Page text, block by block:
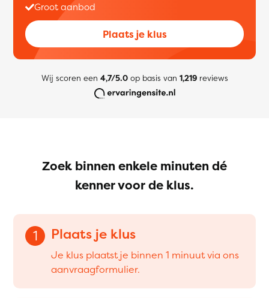
Groot aanbod
Plaats je klus
Wij scoren een 4,7/5.0op basis van 1,219reviews
Zoek binnen enkele minuten dé
kenner voor de klus.
1 Plaats je klus
Je klus plaatst je binnen 1 minuut via ons
aanvraagformulier.